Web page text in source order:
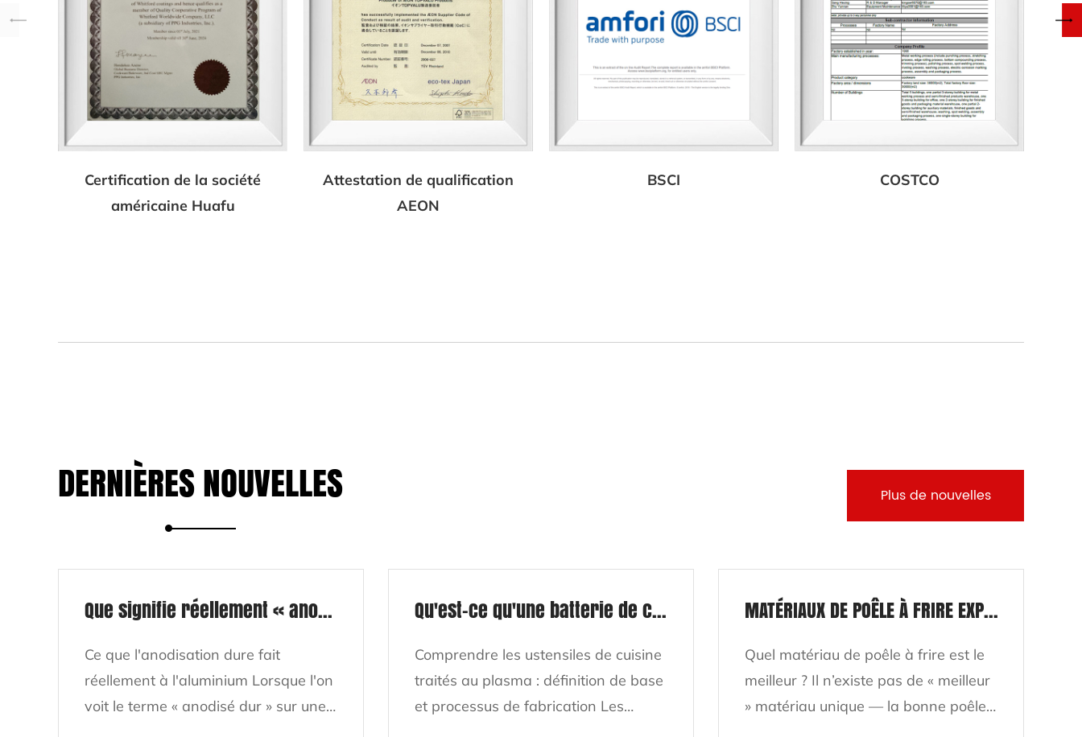
Certification de la société
américaine Huafu
Attestation de qualification
AEON
BSCI COSTCO
DERNIÈRES NOUVELLES Plus de nouvelles
Que signifie réellement « anodisé dur » pour une poêle à frire ?
Ce que l'anodisation dure fait
réellement à l'aluminium Lorsque l'on
voit le terme « anodisé dur » sur une
Qu'est-ce qu'une batterie de cuisine traitée au plasma et en quoi est-elle différente des ustensiles de cuisine antiadhésifs traditionnels ?
Comprendre les ustensiles de cuisine
traités au plasma : définition de base
et processus de fabrication Les
MATÉRIAUX DE POÊLE À FRIRE EXPLIQUÉS : CÉRAMIQUE, ACIER INOXYDABLE ET PLUS
Quel matériau de poêle à frire est le
meilleur ? Il n’existe pas de « meilleur
» matériau unique — la bonne poêle